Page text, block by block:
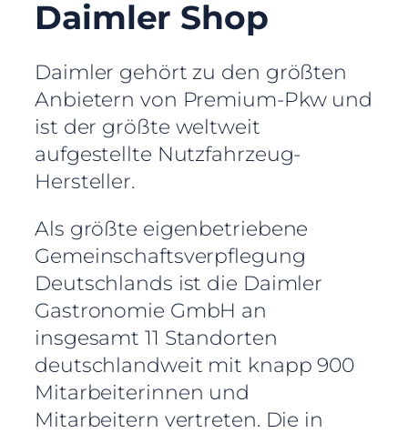
Daimler Shop
Daimler gehört zu den größten
Anbietern von Premium-Pkw und
ist der größte weltweit
aufgestellte Nutzfahrzeug-
Hersteller.
Als größte eigenbetriebene
Gemeinschaftsverpflegung
Deutschlands ist die Daimler
Gastronomie GmbH an
insgesamt 11 Standorten
deutschlandweit mit knapp 900
Mitarbeiterinnen und
Mitarbeitern vertreten. Die in